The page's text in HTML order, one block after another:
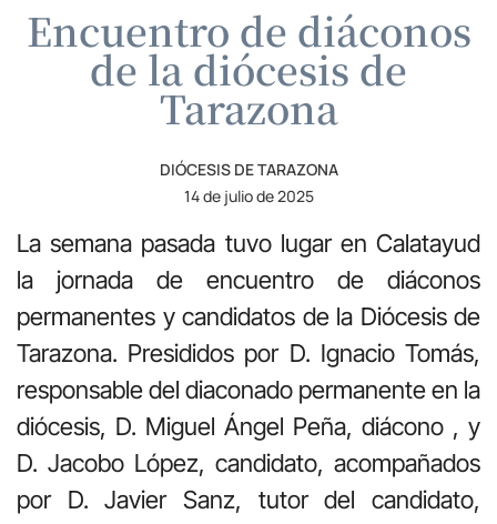
Encuentro de diáconos
de la diócesis de
Tarazona
DIÓCESIS DE TARAZONA
14 de julio de 2025
La semana pasada tuvo lugar en Calatayud
la jornada de encuentro de diáconos
permanentes y candidatos de la Diócesis de
Tarazona. Presididos por D. Ignacio Tomás,
responsable del diaconado permanente en la
diócesis, D. Miguel Ángel Peña, diácono , y
D. Jacobo López, candidato, acompañados
por D. Javier Sanz, tutor del candidato,